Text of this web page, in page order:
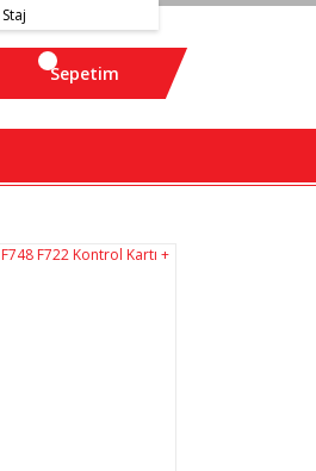
Staj
Sepetim